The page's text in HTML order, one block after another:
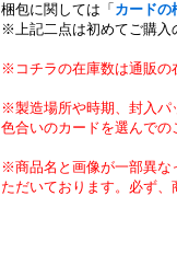
梱包に関しては「 カードの
※上記二点は初めてご購入
※コチラの在庫数は通販の
※製造場所や時期、封入パ
色合いのカードを選んで
※商品名と画像が一部異な
ただいております。必ず、